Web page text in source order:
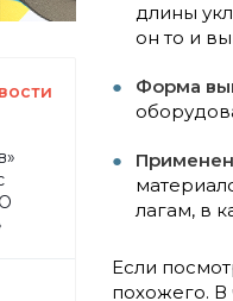
длины
он то и
Форма
лагам, в
Если
похожего. В